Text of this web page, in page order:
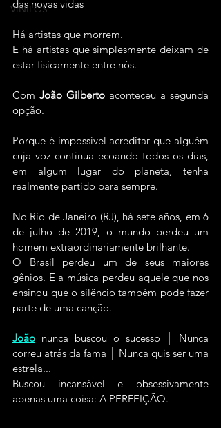
VINILOS
das novas vidas
Há artistas que morrem.
E há artistas que simplesmente deixam de
estar fisicamente entre nós.
Com João Gilberto aconteceu a segunda
opção.
Porque é impossível acreditar que alguém
cuja voz continua ecoando todos os dias,
em algum lugar do planeta, tenha
realmente partido para sempre.
No Rio de Janeiro (RJ), há sete años, em 6
de julho de 2019, o mundo perdeu um
homem extraordinariamente brilhante.
O Brasil perdeu um de seus maiores
gênios. E a música perdeu aquele que nos
ensinou que o silêncio também pode fazer
parte de uma canção.
João nunca buscou o sucesso │ Nunca
correu atrás da fama │ Nunca quis ser uma
estrela...
Buscou incansável e obsessivamente
apenas uma coisa: A PERFEIÇÃO.